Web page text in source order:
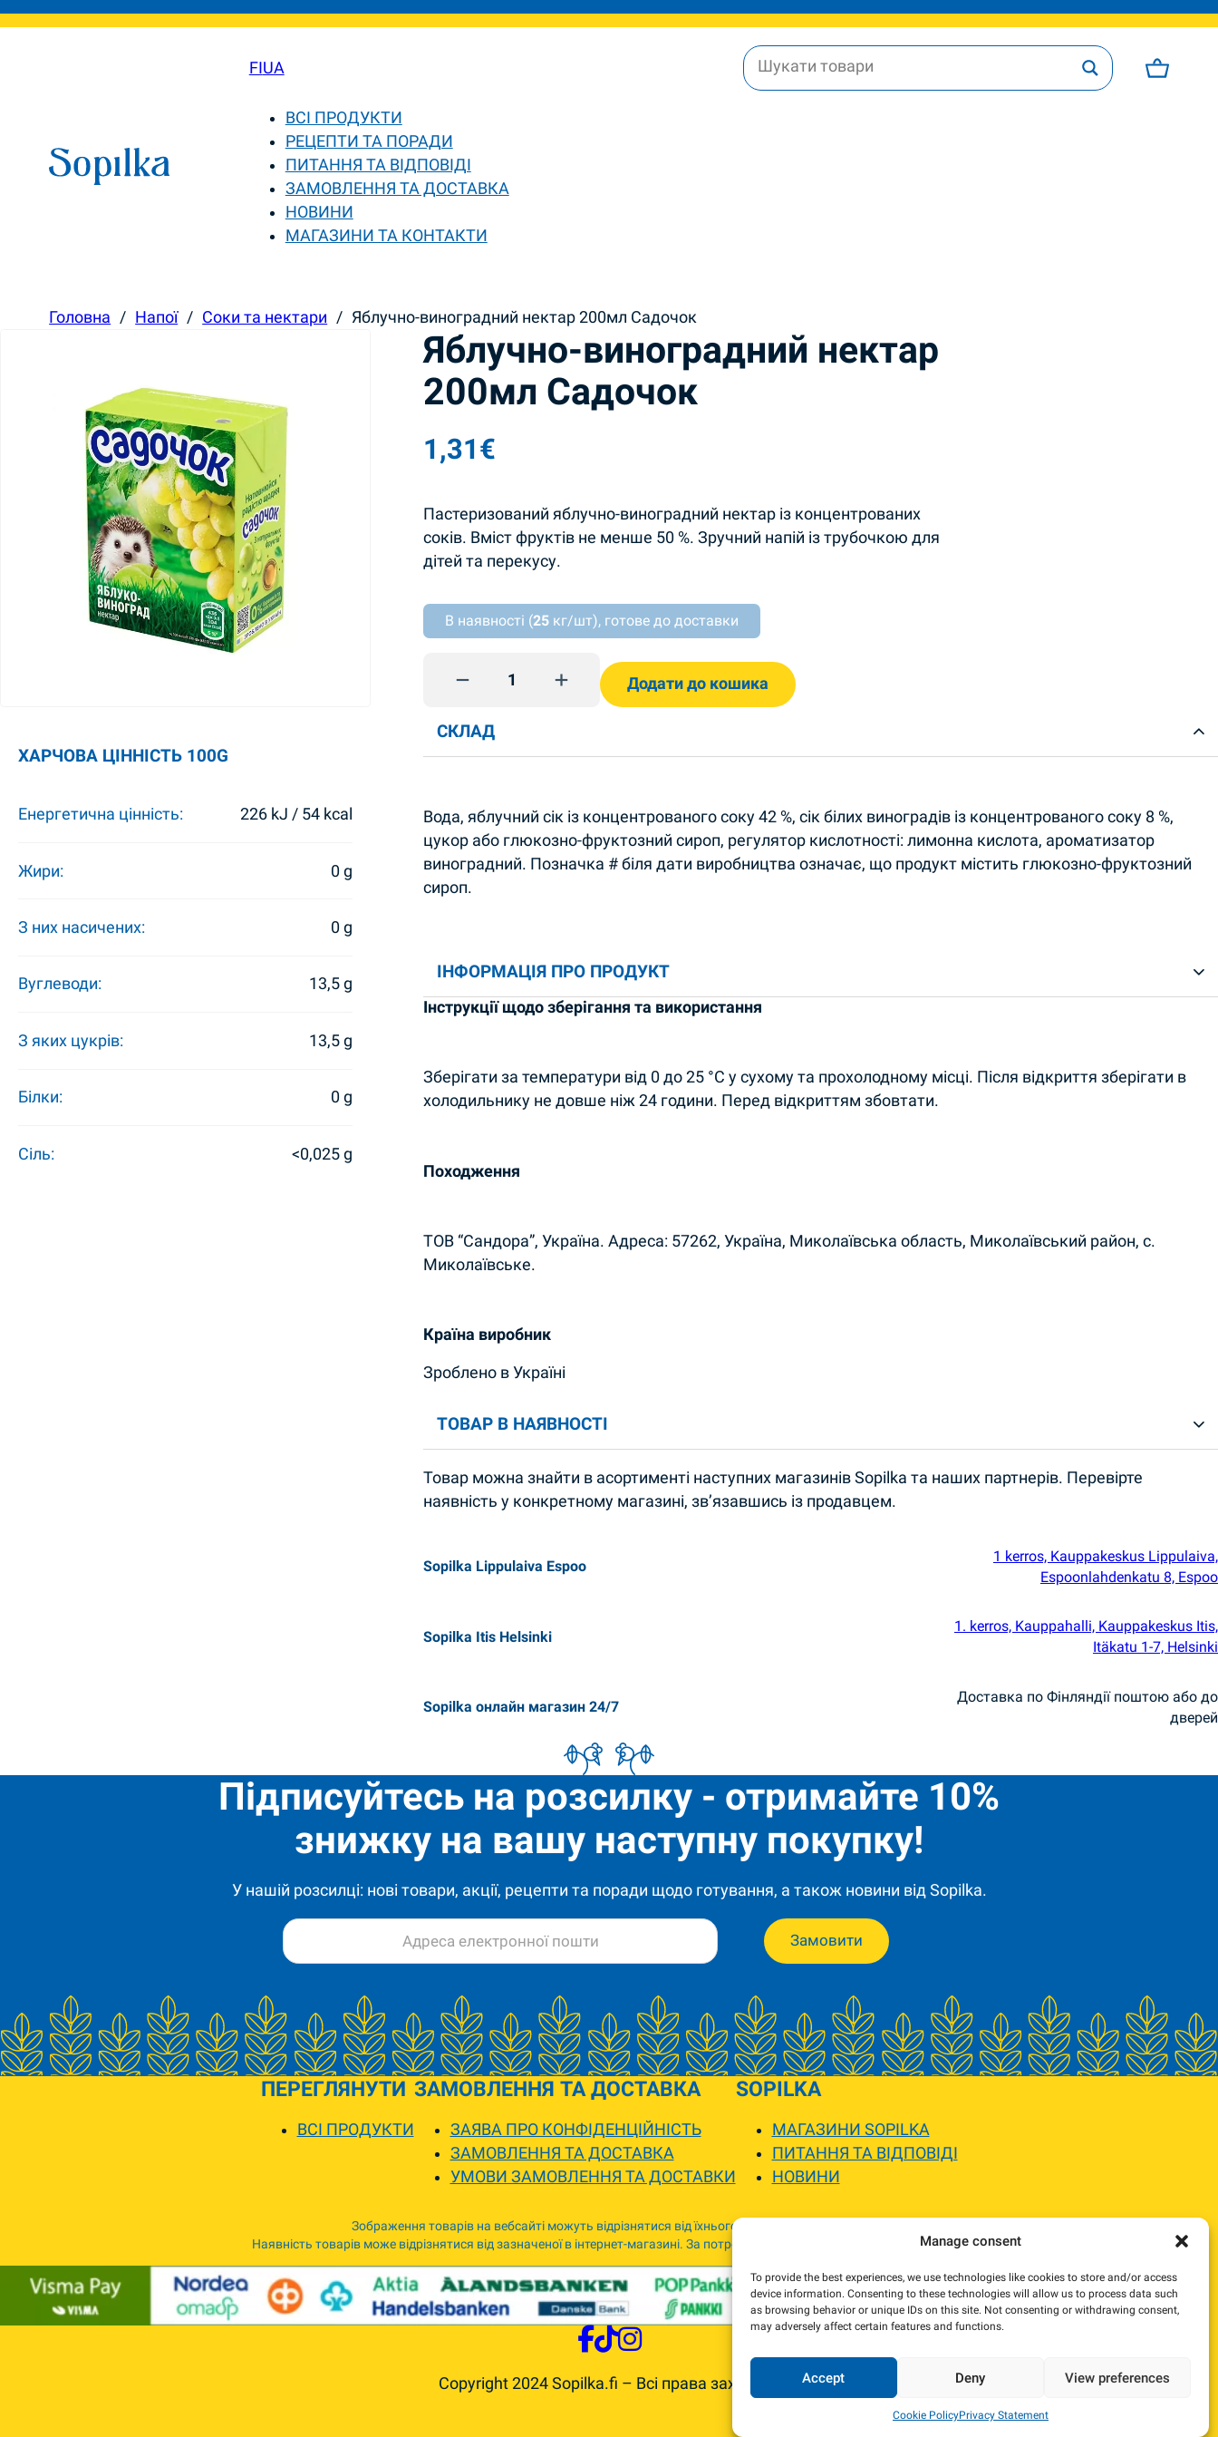
Manage consent
To provide the best experiences, we use technologies like cookies to store and/or access
device information. Consenting to these technologies will allow us to process data such
as browsing behavior or unique IDs on this site. Not consenting or withdrawing consent,
may adversely affect certain features and functions.
Accept Deny View preferences
Cookie PolicyPrivacy Statement
FIUA
ВСІ ПРОДУКТИ
РЕЦЕПТИ ТА ПОРАДИ
ПИТАННЯ ТА ВІДПОВІДІ
ЗАМОВЛЕННЯ ТА ДОСТАВКА
НОВИНИ
МАГАЗИНИ ТА КОНТАКТИ
Головна / Напої / Соки та нектари / Яблучно-виноградний нектар 200мл Садочок
Яблучно-виноградний нектар
200мл Садочок
1,31€
Пастеризований яблучно-виноградний нектар із концентрованих
соків. Вміст фруктів не менше 50 %. Зручний напій із трубочкою для
дітей та перекусу.
В наявності (25 кг/шт), готове до доставки
Яблучно-виноградний нектар 200мл Садочок quantity
Додати до кошика
ХАРЧОВА ЦІННІСТЬ 100G
Енергетична цінність: 226 kJ / 54 kcal
Жири: 0 g
З них насичених: 0 g
Вуглеводи: 13,5 g
З яких цукрів: 13,5 g
Білки: 0 g
Сіль: <0,025 g
СКЛАД
Вода, яблучний сік із концентрованого соку 42 %, сік білих виноградів із концентрованого соку 8 %,
цукор або глюкозно-фруктозний сироп, регулятор кислотності: лимонна кислота, ароматизатор
виноградний. Позначка # біля дати виробництва означає, що продукт містить глюкозно-фруктозний
сироп.
ІНФОРМАЦІЯ ПРО ПРОДУКТ
Інструкції щодо зберігання та використання
Зберігати за температури від 0 до 25 °C у сухому та прохолодному місці. Після відкриття зберігати в
холодильнику не довше ніж 24 години. Перед відкриттям збовтати.
Походження
ТОВ “Сандора”, Україна. Адреса: 57262, Україна, Миколаївська область, Миколаївський район, с.
Миколаївське.
Країна виробник
Зроблено в Україні
ТОВАР В НАЯВНОСТІ
Товар можна знайти в асортименті наступних магазинів Sopilka та наших партнерів. Перевірте
наявність у конкретному магазині, зв’язавшись із продавцем.
Sopilka Lippulaiva Espoo
1 kerros, Kauppakeskus Lippulaiva,
Espoonlahdenkatu 8, Espoo
Sopilka Itis Helsinki
1. kerros, Kauppahalli, Kauppakeskus Itis,
Itäkatu 1-7, Helsinki
Sopilka онлайн магазин 24/7
Доставка по Фінляндії поштою або до
дверей
Підписуйтесь на розсилку - отримайте 10%
знижку на вашу наступну покупку!
У нашій розсилці: нові товари, акції, рецепти та поради щодо готування, а також новини від Sopilka.
Замовити
ПЕРЕГЛЯНУТИ
ВСІ ПРОДУКТИ
ЗАМОВЛЕННЯ ТА ДОСТАВКА
ЗАЯВА ПРО КОНФІДЕНЦІЙНІСТЬ
ЗАМОВЛЕННЯ ТА ДОСТАВКА
УМОВИ ЗАМОВЛЕННЯ ТА ДОСТАВКИ
SOPILKA
МАГАЗИНИ SOPILKA
ПИТАННЯ ТА ВІДПОВІДІ
НОВИНИ
Зображення товарів на вебсайті можуть відрізнятися від їхнього фактичного вигляду.
Наявність товарів може відрізнятися від зазначеної в інтернет-магазині. За потреби ми зв’яжемося та погодимо заміну.
Copyright 2024 Sopilka.fi – Всі права захищені